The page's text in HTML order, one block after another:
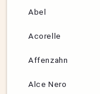
Abel
Acorelle
Affenzahn
Alce Nero